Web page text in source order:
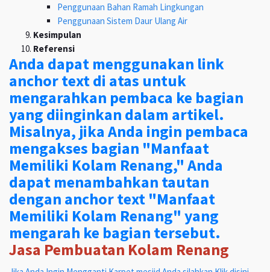
Penggunaan Bahan Ramah Lingkungan
Penggunaan Sistem Daur Ulang Air
Kesimpulan
Referensi
Anda dapat menggunakan link
anchor text di atas untuk
mengarahkan pembaca ke bagian
yang diinginkan dalam artikel.
Misalnya, jika Anda ingin pembaca
mengakses bagian "Manfaat
Memiliki Kolam Renang," Anda
dapat menambahkan tautan
dengan anchor text "Manfaat
Memiliki Kolam Renang" yang
mengarah ke bagian tersebut.
Jasa Pembuatan Kolam Renang